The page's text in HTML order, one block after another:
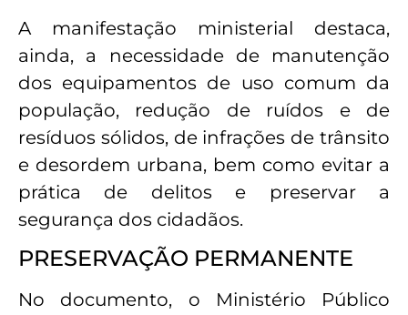
A manifestação ministerial destaca,
ainda, a necessidade de manutenção
dos equipamentos de uso comum da
população, redução de ruídos e de
resíduos sólidos, de infrações de trânsito
e desordem urbana, bem como evitar a
prática de delitos e preservar a
segurança dos cidadãos.
PRESERVAÇÃO PERMANENTE
No documento, o Ministério Público